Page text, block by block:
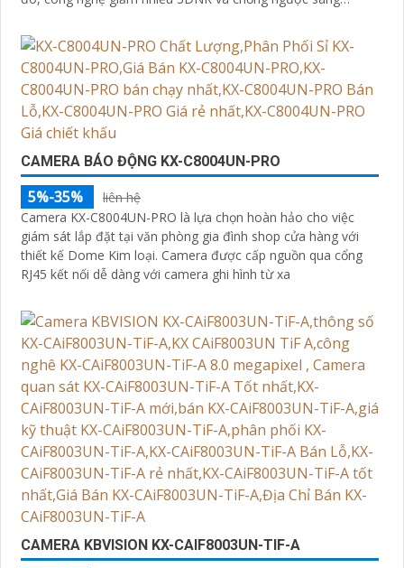
trong mọi điều kiện ánh sáng phức tạp như ngược sáng
mạnh hay thiếu sáng
CAMERA BÁO ĐỘNG KX-C8004UN-PRO
5%-35%
liên hệ
Camera KX-C8004UN-PRO là lựa chọn hoàn hảo cho việc
giám sát lắp đặt tại văn phòng gia đình shop cửa hàng với
thiết kế Dome Kim loại. Camera được cấp nguồn qua cổng
RJ45 kết nối dễ dàng với camera ghi hình từ xa
CAMERA KBVISION KX-CAIF8003UN-TIF-A